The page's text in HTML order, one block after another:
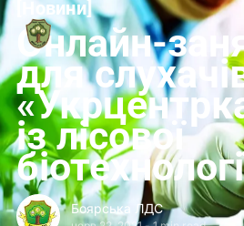
Новини [
Онлайн-
для
із лісової
Боярська ЛДС